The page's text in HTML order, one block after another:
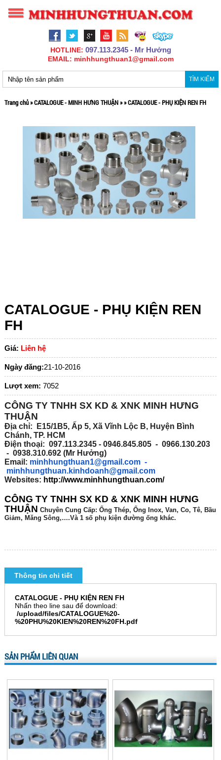
HOTLINE: 097.113.2345 - Mr Hưởng
EMAIL: minhhungthuan1@gmail.com
TÌM KIẾM
Trang chủ»CATALOGUE - MINH HƯNG THUẬN»»CATALOGUE - PHỤ KIỆN REN FH
CATALOGUE - PHỤ KIỆN REN
FH
Giá: Liên hệ
Ngày đăng:21-10-2016
Lượt xem: 7052
CÔNG TY TNHH SX KD & XNK MINH HƯNG
THUẬN
Địa chỉ: E15/1B5, Ấp 5, Xã Vĩnh Lộc B, Huyện Bình
Chánh, TP. HCM
Điện thoại: 097.113.2345 - 0946.845.805 - 0966.130.203
- 0938.310.692 (Mr Hưởng)
Email: minhhungthuan1@gmail.com -
minhhungthuan.kinhdoanh@gmail.com
Websites: http://www.minhhungthuan.com/
CÔNG TY TNHH SX KD & XNK MINH HƯNG
THUẬN ChuyênCung Cấp: Ống Thép, Ống Inox, Van, Co, Tê, Bầu
Giảm, Măng Sông,….Và 1 số phụ kiện đường ống khác.
Thông tin chi tiết
CATALOGUE - PHỤ KIỆN REN FH
Nhấn theo line sau để download:
/upload/files/CATALOGUE%20-
%20PHU%20KIEN%20REN%20FH.pdf
SẢN PHẨM LIÊN QUAN